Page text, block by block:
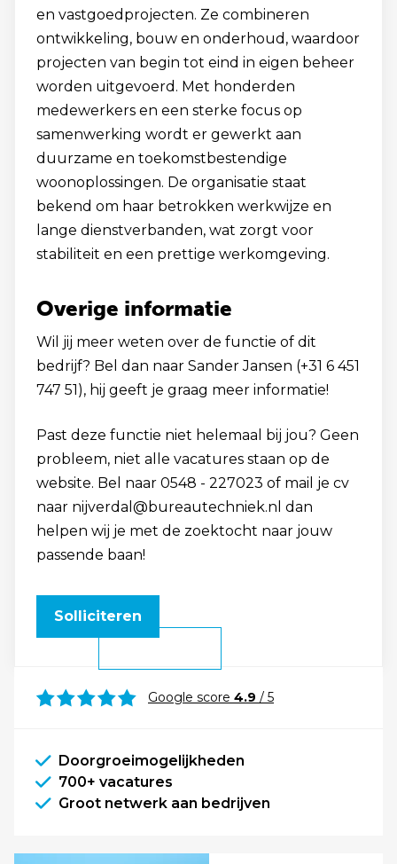
en vastgoedprojecten. Ze combineren
ontwikkeling, bouw en onderhoud, waardoor
projecten van begin tot eind in eigen beheer
worden uitgevoerd. Met honderden
medewerkers en een sterke focus op
samenwerking wordt er gewerkt aan
duurzame en toekomstbestendige
woonoplossingen. De organisatie staat
bekend om haar betrokken werkwijze en
lange dienstverbanden, wat zorgt voor
stabiliteit en een prettige werkomgeving.
Overige informatie
Wil jij meer weten over de functie of dit
bedrijf? Bel dan naar Sander Jansen (+31 6 451
747 51), hij geeft je graag meer informatie!
Past deze functie niet helemaal bij jou? Geen
probleem, niet alle vacatures staan op de
website. Bel naar 0548 - 227023 of mail je cv
naar nijverdal@bureautechniek.nl dan
helpen wij je met de zoektocht naar jouw
passende baan!
Solliciteren
Google score 4.9 / 5
Doorgroeimogelijkheden
700+ vacatures
Groot netwerk aan bedrijven